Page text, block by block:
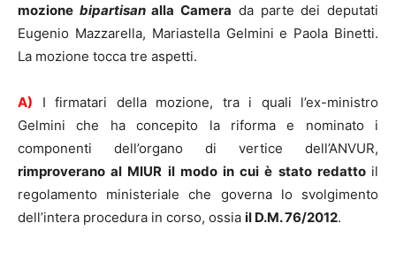
mozione bipartisanalla Camera da parte dei deputati
Eugenio Mazzarella, Mariastella Gelmini e Paola Binetti.
La mozione tocca tre aspetti.
A) I firmatari della mozione, tra i quali l’ex-ministro
Gelmini che ha concepito la riforma e nominato i
componenti dell’organo di vertice dell’ANVUR,
rimproverano al MIUR il modo in cui è stato redatto il
regolamento ministeriale che governa lo svolgimento
dell’intera procedura in corso, ossia il D.M. 76/2012.